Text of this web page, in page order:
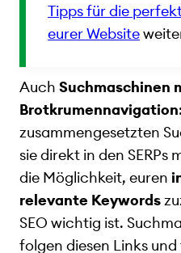
Tipps für die
eurer Website
Auch Suchmaschinen
Brotkrumennavigation
zusammengesetzten
sie direkt in den SERPs
die Möglichkeit, euren
relevante Keywords
SEO wichtig ist.
folgen diesen Links